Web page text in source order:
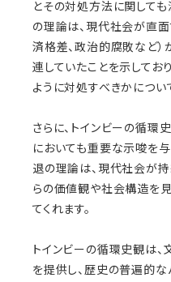
とその対処方法に関しても
の理論は、現代社会が直
済格差、政治的腐敗など
連していたことを示してお
ように対処すべきかについ
さらに、トインビーの循環
においても重要な示唆を
退の理論は、現代社会が
らの価値観や社会構造を
てくれます。
トインビーの循環史観は
を提供し、歴史の普遍的な